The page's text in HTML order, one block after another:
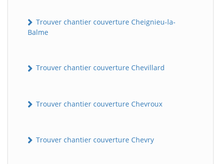
Trouver chantier couverture Cheignieu-la-
Balme
Trouver chantier couverture Chevillard
Trouver chantier couverture Chevroux
Trouver chantier couverture Chevry